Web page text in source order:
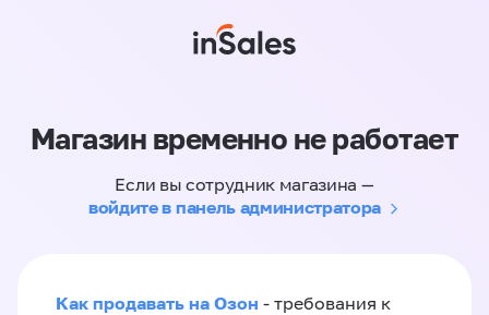
Магазин временно не работает
Если вы сотрудник магазина —
войдите в панель администратора
Как продавать на Озон - требования к